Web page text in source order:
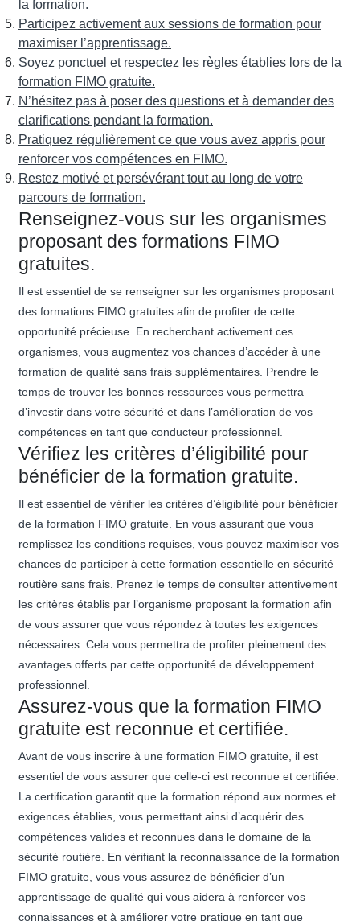
la formation.
Participez activement aux sessions de formation pour
maximiser l’apprentissage.
Soyez ponctuel et respectez les règles établies lors de la
formation FIMO gratuite.
N’hésitez pas à poser des questions et à demander des
clarifications pendant la formation.
Pratiquez régulièrement ce que vous avez appris pour
renforcer vos compétences en FIMO.
Restez motivé et persévérant tout au long de votre
parcours de formation.
Renseignez-vous sur les organismes
proposant des formations FIMO
gratuites.
Il est essentiel de se renseigner sur les organismes proposant
des formations FIMO gratuites afin de profiter de cette
opportunité précieuse. En recherchant activement ces
organismes, vous augmentez vos chances d’accéder à une
formation de qualité sans frais supplémentaires. Prendre le
temps de trouver les bonnes ressources vous permettra
d’investir dans votre sécurité et dans l’amélioration de vos
compétences en tant que conducteur professionnel.
Vérifiez les critères d’éligibilité pour
bénéficier de la formation gratuite.
Il est essentiel de vérifier les critères d’éligibilité pour bénéficier
de la formation FIMO gratuite. En vous assurant que vous
remplissez les conditions requises, vous pouvez maximiser vos
chances de participer à cette formation essentielle en sécurité
routière sans frais. Prenez le temps de consulter attentivement
les critères établis par l’organisme proposant la formation afin
de vous assurer que vous répondez à toutes les exigences
nécessaires. Cela vous permettra de profiter pleinement des
avantages offerts par cette opportunité de développement
professionnel.
Assurez-vous que la formation FIMO
gratuite est reconnue et certifiée.
Avant de vous inscrire à une formation FIMO gratuite, il est
essentiel de vous assurer que celle-ci est reconnue et certifiée.
La certification garantit que la formation répond aux normes et
exigences établies, vous permettant ainsi d’acquérir des
compétences valides et reconnues dans le domaine de la
sécurité routière. En vérifiant la reconnaissance de la formation
FIMO gratuite, vous vous assurez de bénéficier d’un
apprentissage de qualité qui vous aidera à renforcer vos
connaissances et à améliorer votre pratique en tant que